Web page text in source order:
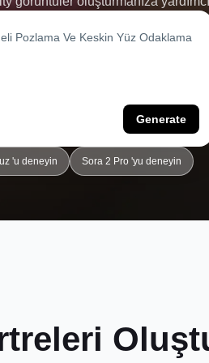
Instagram, TikTok veya kişisel
oluşturun.
Generate
'u deneyin Sora 2 Pro 'yu deneyin